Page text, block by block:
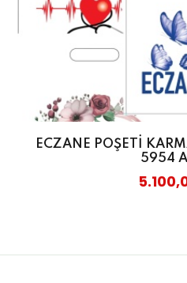
ECZANE POŞETİ
5954